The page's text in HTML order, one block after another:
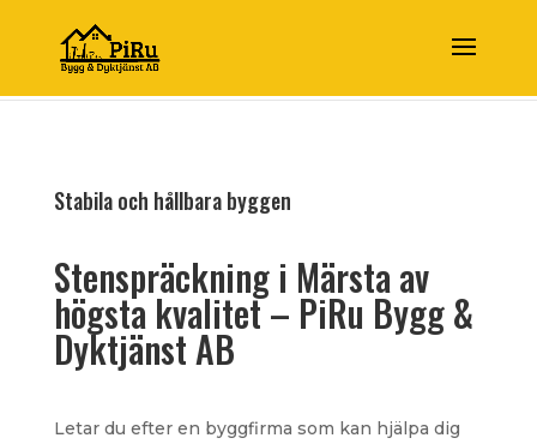
Stabila och hållbara byggen
Stenspräckning i Märsta av
högsta kvalitet – PiRu Bygg &
Dyktjänst AB
Letar du efter en byggfirma som kan hjälpa dig